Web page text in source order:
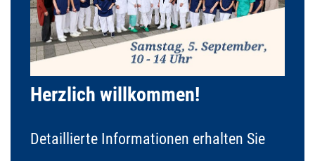
Herzlich willkommen!
Detaillierte Informationen erhalten Sie